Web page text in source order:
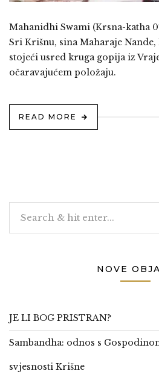
Mahanidhi Swami (Krsna-katha
Sri Krišnu, sina Maharaje
stojeći usred kruga gopija iz
očaravajućem položaju.
READ MORE
NOVE
JE LI BOG PRISTRAN?
Sambandha: odnos s
svjesnosti Krišne